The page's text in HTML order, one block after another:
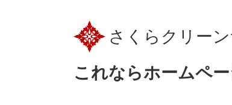
さくらクリー
これならホームペ